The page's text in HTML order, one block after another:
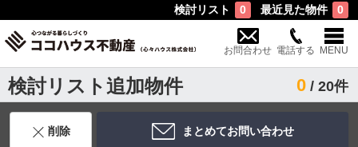
検討リスト 0 最近見た物件 0
お問合わせ 電話する MENU
検討リスト追加物件 0 / 20件
削除 まとめてお問い合わせ